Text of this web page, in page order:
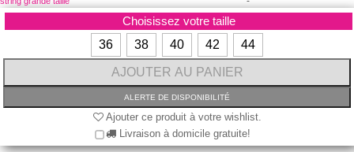
Choisissez votre taille
36
38 40 42 44
Ajouter ce produit à votre wishlist.
Livraison à domicile gratuite!